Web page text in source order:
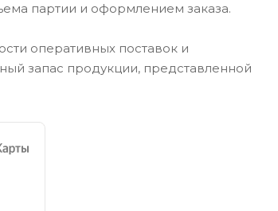
партии и оформлением заказа.
оперативных поставок и
запас продукции, представленной